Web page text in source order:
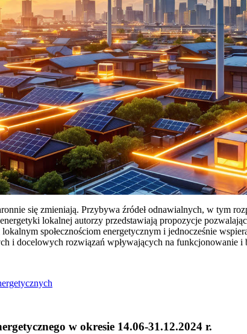
się zmieniają. Przybywa źródeł odnawialnych, w tym
lokalnej autorzy przedstawiają propozycje
społecznościom energetycznym i jednocześnie
i docelowych rozwiązań wpływających na funkcjonowanie i
w okresie 14.06-31.12.2024 r.